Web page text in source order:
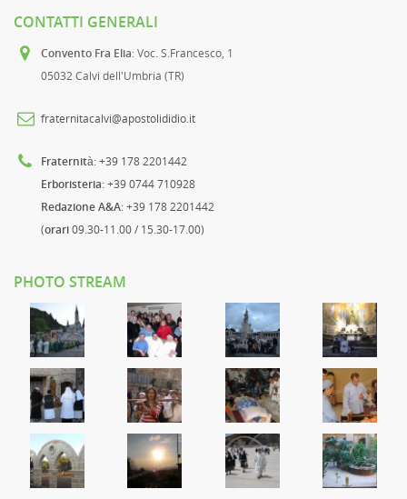
CONTATTI GENERALI
Convento Fra Elia: Voc. S.Francesco, 1
05032 Calvi dell'Umbria (TR)
fraternitacalvi@apostolididio.it
Fraternità: +39 178 2201442
Erboristeria: +39 0744 710928
Redazione A&A: +39 178 2201442
(orari09.30-11.00 / 15.30-17.00)
PHOTO STREAM